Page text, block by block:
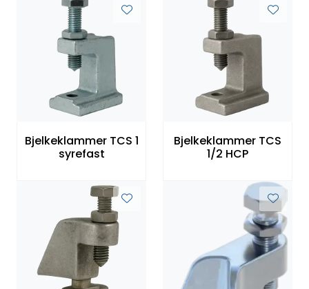
Bjelkeklammer TCS 1
syrefast
Bjelkeklammer TCS
1/2 HCP